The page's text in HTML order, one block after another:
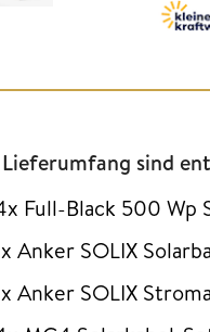
sind
Full-Black 500 Wp
Anker SOLIX
Anker SOLIX